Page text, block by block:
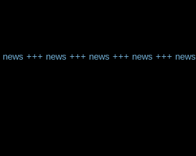
news +++ news +++ news +++ news +++ news